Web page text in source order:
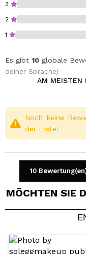
3
2
1
Es gibt 10 globale
deiner Sprache)
AM MEISTEN
Ein
Dein Video
Noch keine
der Erste!
10
MÖCHTEN SIE